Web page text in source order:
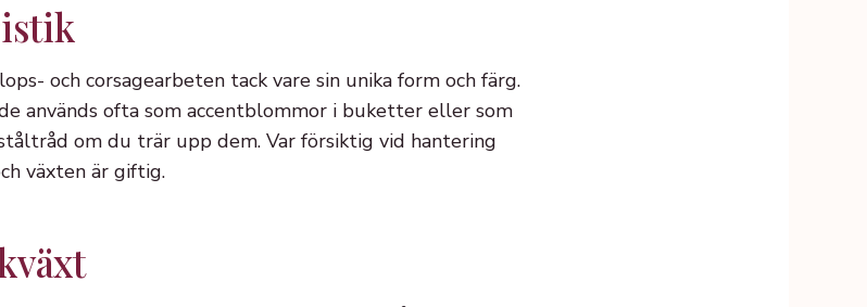
och corsagearbeten tack vare sin unika form och färg.
används ofta som accentblommor i buketter eller som
om du trär upp dem. Var försiktig vid hantering
växten är giftig.